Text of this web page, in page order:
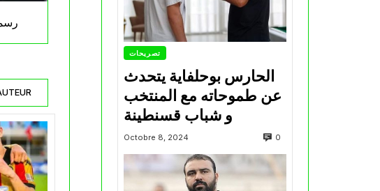
تصريحات
الحارس بوحلفاية يتحدث
عن طموحاته مع المنتخب
و شباب قسنطينة
Octobre 8, 2024 0